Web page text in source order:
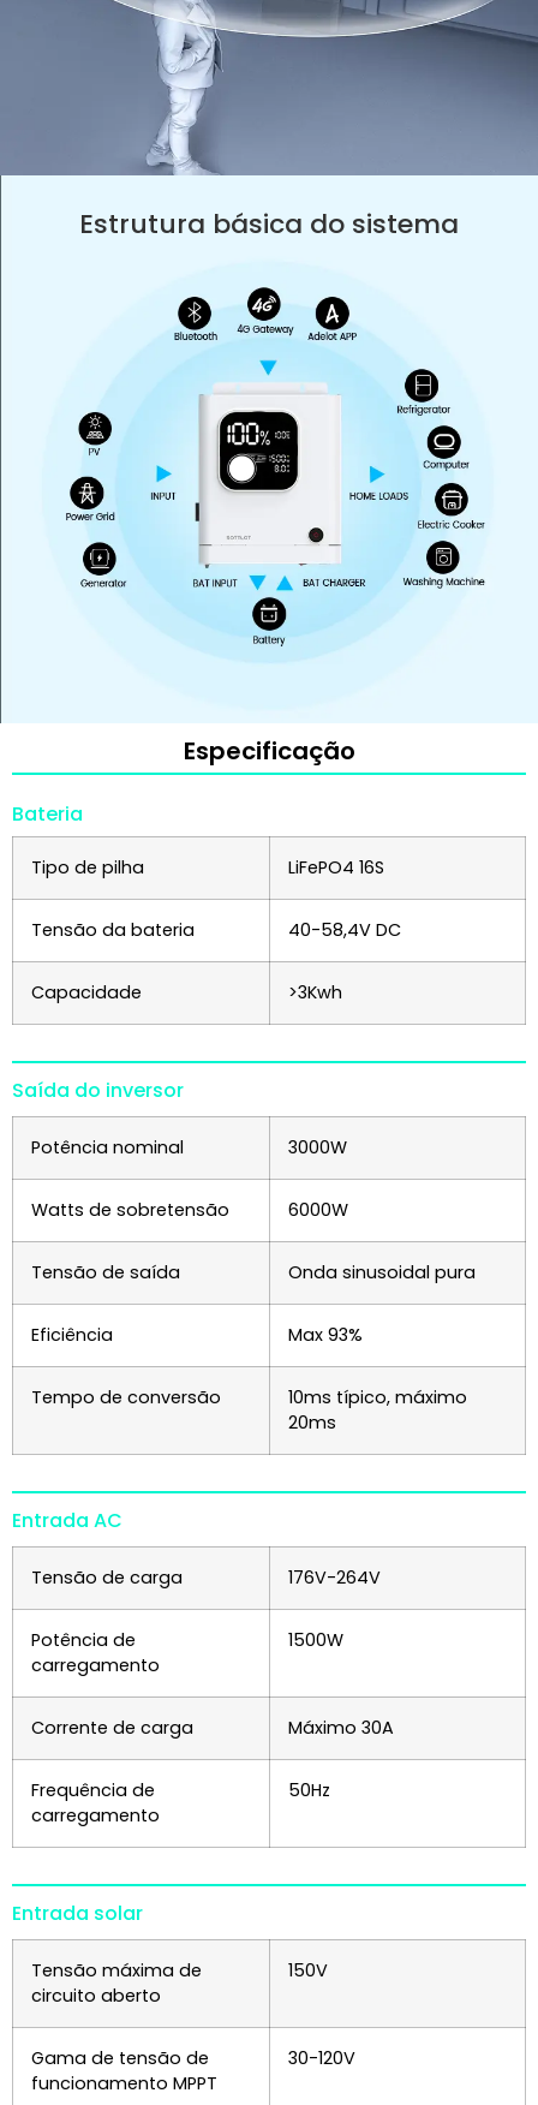
Estrutura básica do sistema
Especificação
Bateria
Tipo de pilha LiFePO4 16S
Tensão da bateria 40-58,4V DC
Capacidade >3Kwh
Saída do inversor
Potência nominal 3000W
Watts de sobretensão 6000W
Tensão de saída Onda sinusoidal pura
Eficiência Max 93%
Tempo de conversão
10ms típico, máximo
20ms
Entrada AC
Tensão de carga 176V-264V
Potência de
carregamento
1500W
Corrente de carga Máximo 30A
Frequência de
carregamento
50Hz
Entrada solar
Tensão máxima de
circuito aberto
150V
Gama de tensão de
funcionamento MPPT
30-120V